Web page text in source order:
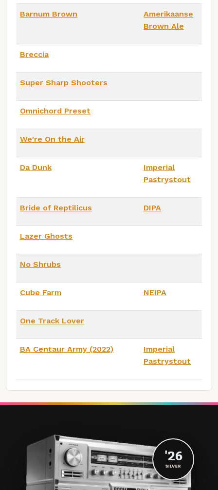
Barnum Brown
Amerikaanse
Brown Ale
Breccia
Super Sharp Shooters
Omnichord Preset
We're On the Air
Da Dunk
Imperial
Pastrystout
Bride of Reptilicus DIPA
Lazer Ghosts
No Shrubs
Cube Farm NEIPA
One Track Lover
BA Centaur Army (2022)
Imperial
Pastrystout
'26
SILVER